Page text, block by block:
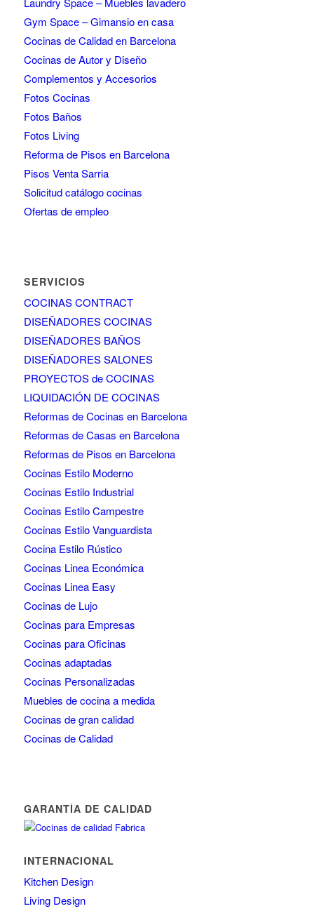
Gym Space – Gimansio en casa
Cocinas de Calidad en Barcelona
Cocinas de Autor y Diseño
Complementos y Accesorios
Fotos Cocinas
Fotos Baños
Fotos Living
Reforma de Pisos en Barcelona
Pisos Venta Sarria
Solicitud catálogo cocinas
Ofertas de empleo
SERVICIOS
COCINAS CONTRACT
DISEÑADORES COCINAS
DISEÑADORES BAÑOS
DISEÑADORES SALONES
PROYECTOS de COCINAS
LIQUIDACIÓN DE COCINAS
Reformas de Cocinas en Barcelona
Reformas de Casas en Barcelona
Reformas de Pisos en Barcelona
Cocinas Estilo Moderno
Cocinas Estilo Industrial
Cocinas Estilo Campestre
Cocinas Estilo Vanguardista
Cocina Estilo Rústico
Cocinas Linea Económica
Cocinas Linea Easy
Cocinas de Lujo
Cocinas para Empresas
Cocinas para Oficinas
Cocinas adaptadas
Cocinas Personalizadas
Muebles de cocina a medida
Cocinas de gran calidad
Cocinas de Calidad
GARANTÍA DE CALIDAD
INTERNACIONAL
Kitchen Design
Living Design